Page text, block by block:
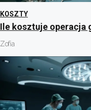
KOSZTY
Ile kosztuje operacja
Zofia